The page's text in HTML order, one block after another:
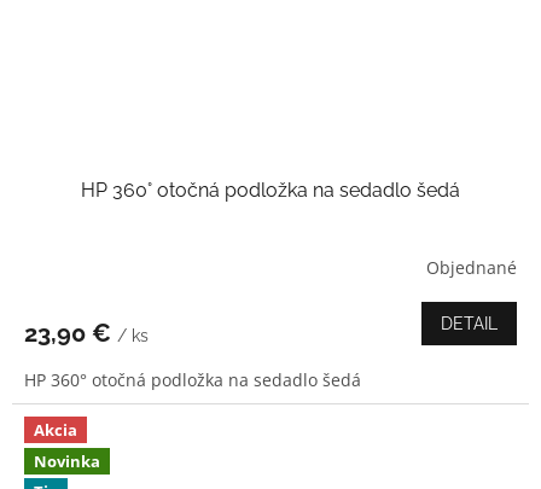
HP 360° otočná podložka na sedadlo šedá
je
z
5
hviezdičiek.
Objednané
23,90 € / ks
DETAIL
HP 360° otočná podložka na sedadlo šedá
Akcia
Novinka